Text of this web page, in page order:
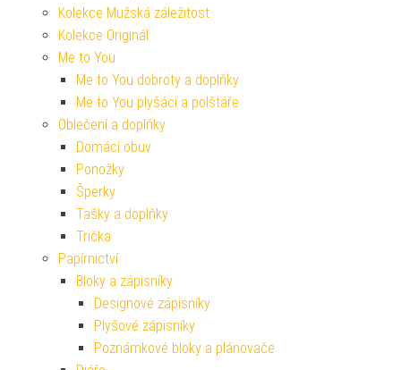
Kolekce Mužská záležitost
Kolekce Originál
Me to You
Me to You dobroty a doplňky
Me to You plyšáci a polštáře
Oblečení a doplňky
Domácí obuv
Ponožky
Šperky
Tašky a doplňky
Trička
Papírnictví
Bloky a zápisníky
Designové zápisníky
Plyšové zápisníky
Poznámkové bloky a plánovače